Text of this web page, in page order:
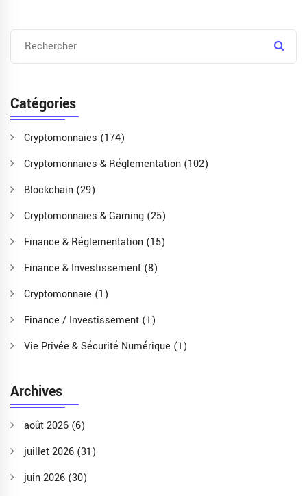
Catégories
Cryptomonnaies (174)
Cryptomonnaies & Réglementation (102)
Blockchain (29)
Cryptomonnaies & Gaming (25)
Finance & Réglementation (15)
Finance & Investissement (8)
Cryptomonnaie (1)
Finance / Investissement (1)
Vie Privée & Sécurité Numérique (1)
Archives
août 2026 (6)
juillet 2026 (31)
juin 2026 (30)